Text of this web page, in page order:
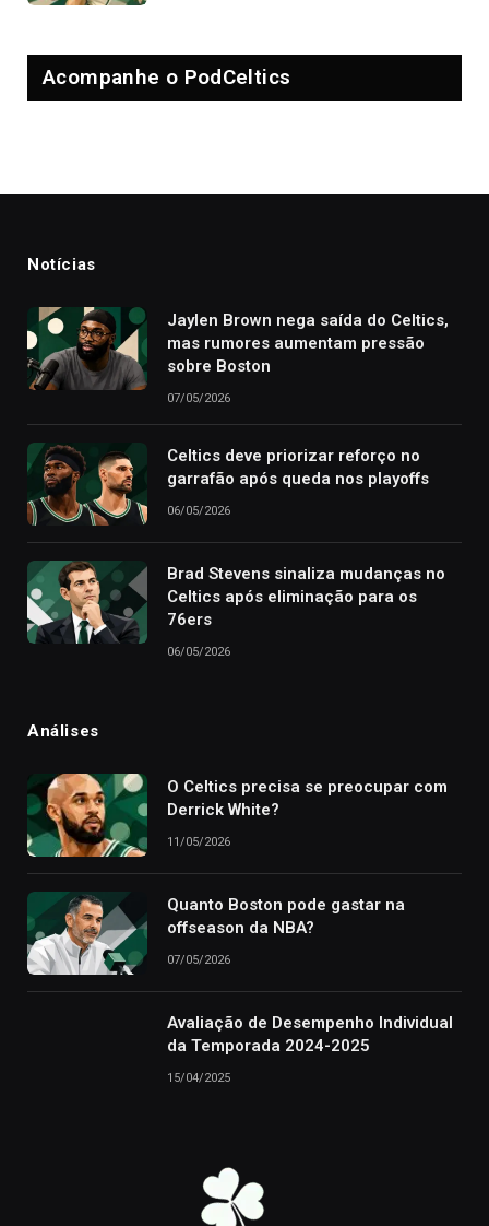
Acompanhe o PodCeltics
Notícias
Jaylen Brown nega saída do Celtics,
mas rumores aumentam pressão
sobre Boston
07/05/2026
Celtics deve priorizar reforço no
garrafão após queda nos playoffs
06/05/2026
Brad Stevens sinaliza mudanças no
Celtics após eliminação para os
76ers
06/05/2026
Análises
O Celtics precisa se preocupar com
Derrick White?
11/05/2026
Quanto Boston pode gastar na
offseason da NBA?
07/05/2026
Avaliação de Desempenho Individual
da Temporada 2024-2025
15/04/2025